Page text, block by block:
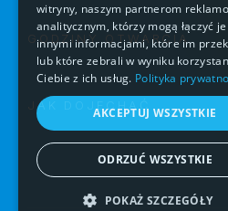
GODZINY OTWARCIA
JAK DOJECHAĆ
witryny, naszym partnerom
analitycznym, którzy mogą łączyć je
innymi informacjami, które im
lub które zebrali w wyniku
Ciebie z ich usług. Polityka
AKCEPTUJ WSZYSTKIE
ODRZUĆ WSZYSTKIE
POKAŻ SZCZEGÓŁY